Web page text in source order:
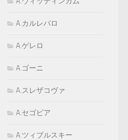
A.カルレバロ
A.ゲレロ
A.ゴーニ
A.スレザコヴァ
A.セゴビア
A.ツィブルスキー